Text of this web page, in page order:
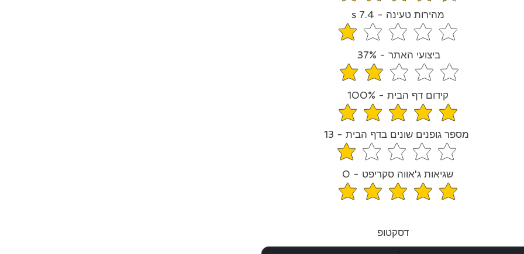
מהירות טעינה - 7.4 s
average rating is 1.2 out
ביצועי האתר - 37%
average rating is 1.9 out
קידום דף הבית - 100%
average rating is 5 out of
מספר גופנים שונים בדף הבית - 13
average rating is 1.2 out
שגיאות ג'אווה סקריפט - 0
average rating is 5 out of
דסקטופ